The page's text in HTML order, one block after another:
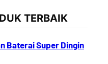
TERBAIK
Baterai Super Dingin